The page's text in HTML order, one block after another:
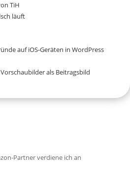
TiH
läuft
auf iOS-Geräten in WordPress
als Beitragsbild
Partner verdiene ich an